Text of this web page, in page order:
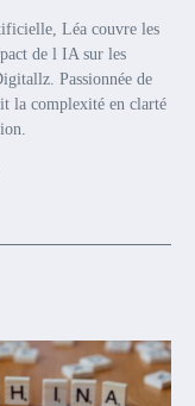
Léa couvre les
de l IA sur les
Passionnée de
la complexité en clarté